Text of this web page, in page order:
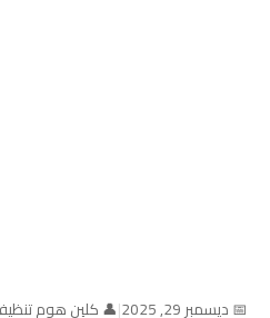
📅 ديسمبر 29, 2025 |👤 كلين هوم تنظيف